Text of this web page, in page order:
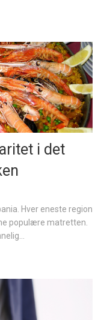
i det
Hver eneste region
populære matretten.